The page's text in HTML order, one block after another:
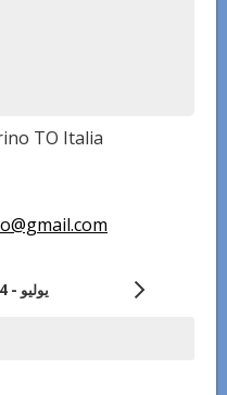
TO Italia
2 يوليو -